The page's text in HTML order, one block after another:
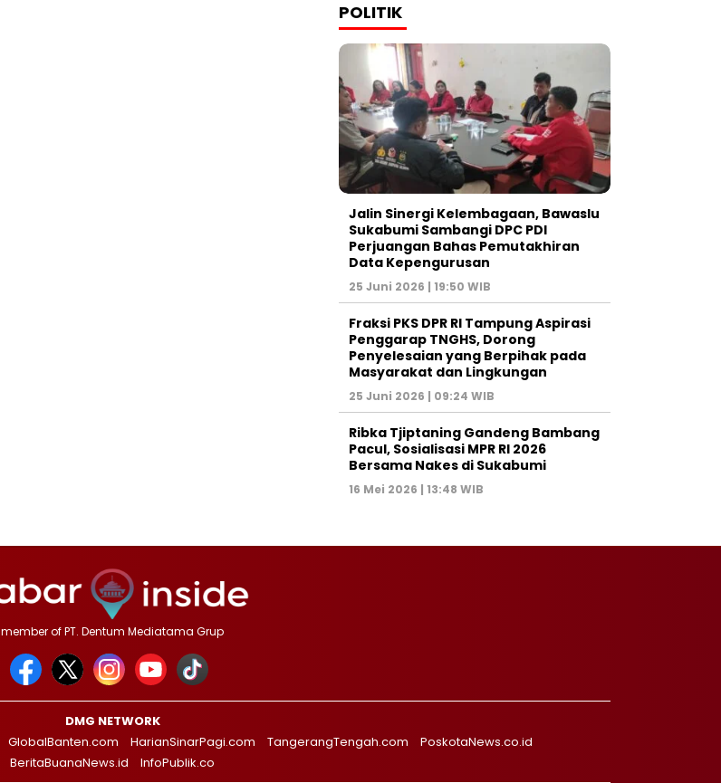
POLITIK
Jalin Sinergi Kelembagaan, Bawaslu
Sukabumi Sambangi DPC PDI
Perjuangan Bahas Pemutakhiran
Data Kepengurusan
25 Juni 2026 | 19:50 WIB
‎Fraksi PKS DPR RI Tampung Aspirasi
Penggarap TNGHS, Dorong
Penyelesaian yang Berpihak pada
Masyarakat dan Lingkungan‎
25 Juni 2026 | 09:24 WIB
Ribka Tjiptaning Gandeng Bambang
Pacul, Sosialisasi MPR RI 2026
Bersama Nakes di Sukabumi
16 Mei 2026 | 13:48 WIB
member of PT. Dentum Mediatama Grup
DMG NETWORK
GlobalBanten.com HarianSinarPagi.com TangerangTengah.com
PoskotaNews.co.id
BeritaBuanaNews.id
InfoPublik.co